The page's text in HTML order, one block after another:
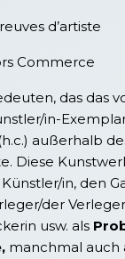
d’artiste
Commerce
das das
in-
außerhalb
Diese
in, den
der
usw. als
manchmal auch